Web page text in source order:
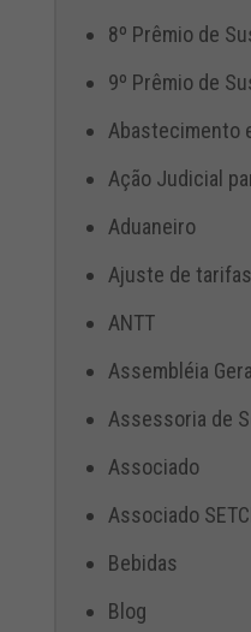
8º Prêmio de
9º Prêmio de
Abastecimento
Ação Judicial
Aduaneiro
Ajuste de tarifas
ANTT
Assembléia
Assessoria de
Associado
Associado
Bebidas
Blog